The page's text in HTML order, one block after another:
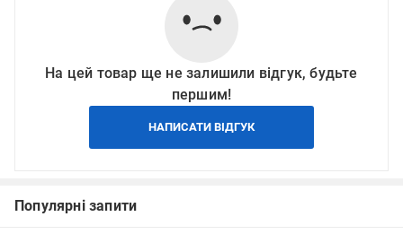
На цей товар ще не залишили відгук, будьте
першим!
НАПИСАТИ ВІДГУК
Популярні запити